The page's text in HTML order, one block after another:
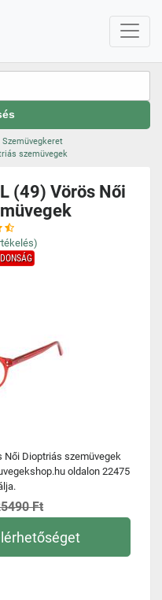
Szemüvegkeret
szemüvegek
(49) Vörös Női
Női Dioptriás szemüvegek
oldalon 22475
Ft